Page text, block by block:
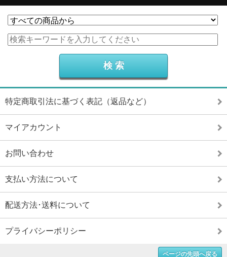
特定商取引法に基づく表記（返品など）
マイアカウント
お問い合わせ
支払い方法について
配送方法･送料について
プライバシーポリシー
ページの先頭へ戻る